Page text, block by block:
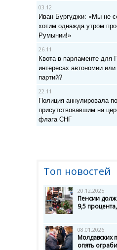
03.12
Иван Бургуджи: «Мы не
хотим однажда утром
Румынии!»
26.11
Квота в парламенте для
интересах автономии или
партий?
22.11
Полиция аннулировала
присутствовавшим на
флага СНГ
Топ новостей
20.12.2025
Пенсии
9,5
08.01.2026
Молдавских
опять